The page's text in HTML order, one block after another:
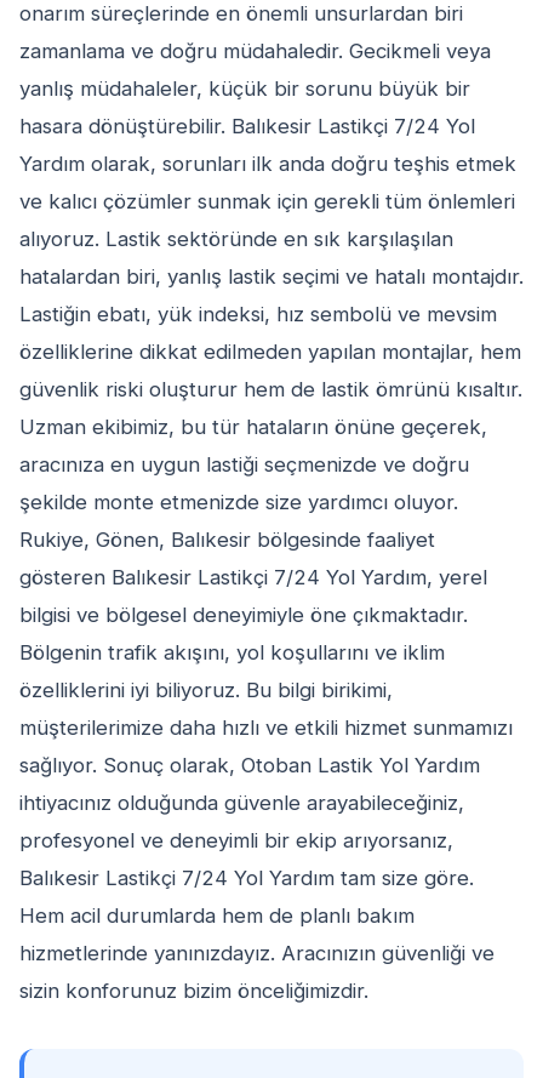
onarım süreçlerinde en önemli unsurlardan biri
zamanlama ve doğru müdahaledir. Gecikmeli veya
yanlış müdahaleler, küçük bir sorunu büyük bir
hasara dönüştürebilir. Balıkesir Lastikçi 7/24 Yol
Yardım olarak, sorunları ilk anda doğru teşhis etmek
ve kalıcı çözümler sunmak için gerekli tüm önlemleri
alıyoruz. Lastik sektöründe en sık karşılaşılan
hatalardan biri, yanlış lastik seçimi ve hatalı montajdır.
Lastiğin ebatı, yük indeksi, hız sembolü ve mevsim
özelliklerine dikkat edilmeden yapılan montajlar, hem
güvenlik riski oluşturur hem de lastik ömrünü kısaltır.
Uzman ekibimiz, bu tür hataların önüne geçerek,
aracınıza en uygun lastiği seçmenizde ve doğru
şekilde monte etmenizde size yardımcı oluyor.
Rukiye, Gönen, Balıkesir bölgesinde faaliyet
gösteren Balıkesir Lastikçi 7/24 Yol Yardım, yerel
bilgisi ve bölgesel deneyimiyle öne çıkmaktadır.
Bölgenin trafik akışını, yol koşullarını ve iklim
özelliklerini iyi biliyoruz. Bu bilgi birikimi,
müşterilerimize daha hızlı ve etkili hizmet sunmamızı
sağlıyor. Sonuç olarak, Otoban Lastik Yol Yardım
ihtiyacınız olduğunda güvenle arayabileceğiniz,
profesyonel ve deneyimli bir ekip arıyorsanız,
Balıkesir Lastikçi 7/24 Yol Yardım tam size göre.
Hem acil durumlarda hem de planlı bakım
hizmetlerinde yanınızdayız. Aracınızın güvenliği ve
sizin konforunuz bizim önceliğimizdir.